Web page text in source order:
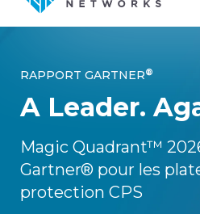
RAPPORT GARTNER®
A Leader.
Magic Quadrant™
Gartner® pour les
protection CPS